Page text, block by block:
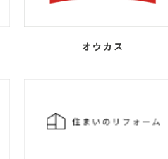
オウカス